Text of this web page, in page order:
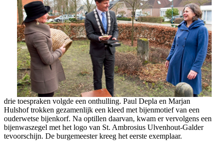
drie toespraken volgde een onthulling. Paul Depla en Marjan
Hulshof trokken gezamenlijk een kleed met bijenmotief van een
ouderwetse bijenkorf. Na optillen daarvan, kwam er vervolgens een
bijenwaszegel met het logo van St. Ambrosius Ulvenhout-Galder
tevoorschijn. De burgemeester kreeg het eerste exemplaar.